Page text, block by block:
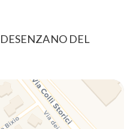
autonomo
DEL